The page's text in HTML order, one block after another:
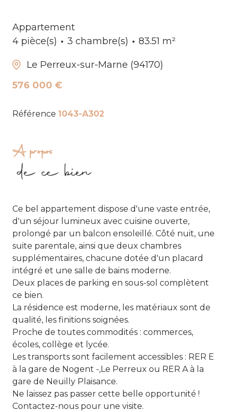
Appartement
4 pièce(s)
3 chambre(s) 83.51 m²
Le Perreux-sur-Marne (94170)
576 000 €
Référence 1043-A302
A propos
de ce bien
Ce bel appartement dispose d'une vaste entrée,
d'un séjour lumineux avec cuisine ouverte,
prolongé par un balcon ensoleillé. Côté nuit, une
suite parentale, ainsi que deux chambres
supplémentaires, chacune dotée d'un placard
intégré et une salle de bains moderne.
Deux places de parking en sous-sol complètent
ce bien.
La résidence est moderne, les matériaux sont de
qualité, les finitions soignées.
Proche de toutes commodités : commerces,
écoles, collège et lycée.
Les transports sont facilement accessibles : RER E
à la gare de Nogent -,Le Perreux ou RER A à la
gare de Neuilly Plaisance.
Ne laissez pas passer cette belle opportunité !
Contactez-nous pour une visite.